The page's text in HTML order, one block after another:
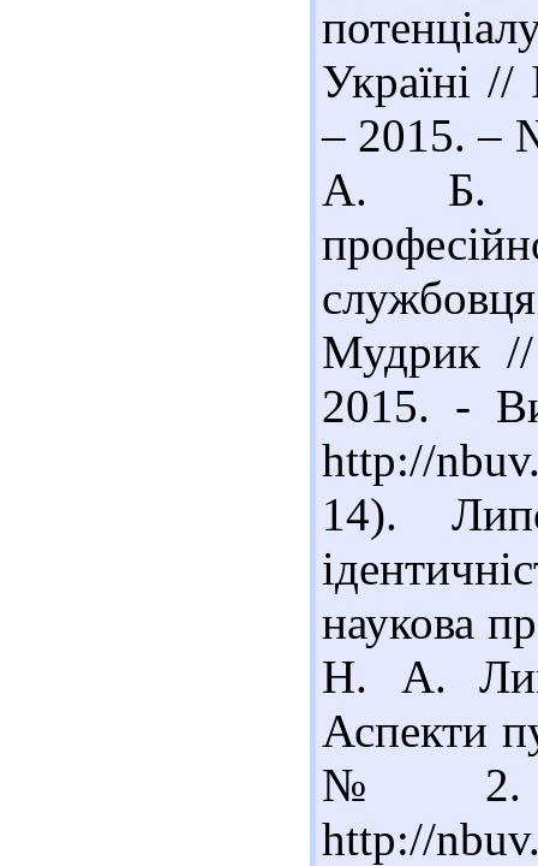
Україні //
– 2015. –
А. Б.
Мудрик //
2015. -
http://
14).
наукова
Н. А.
Аспекти
№ 2. -
http://